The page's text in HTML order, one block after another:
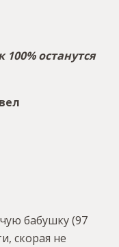
останутся
бабушку (97
скорая не